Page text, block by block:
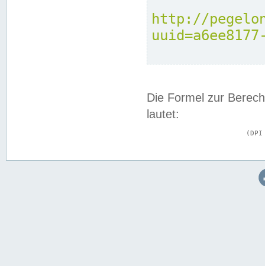
http://
Die Formel zur
lautet: